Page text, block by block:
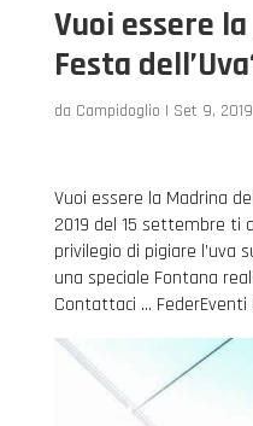
Vuoi essere
Festa
da Campidoglio | Set 9, 2019
Vuoi essere la Madrina
2019 del 15 settembre ti
privilegio di pigiare l’uva
una speciale Fontana
Contattaci …